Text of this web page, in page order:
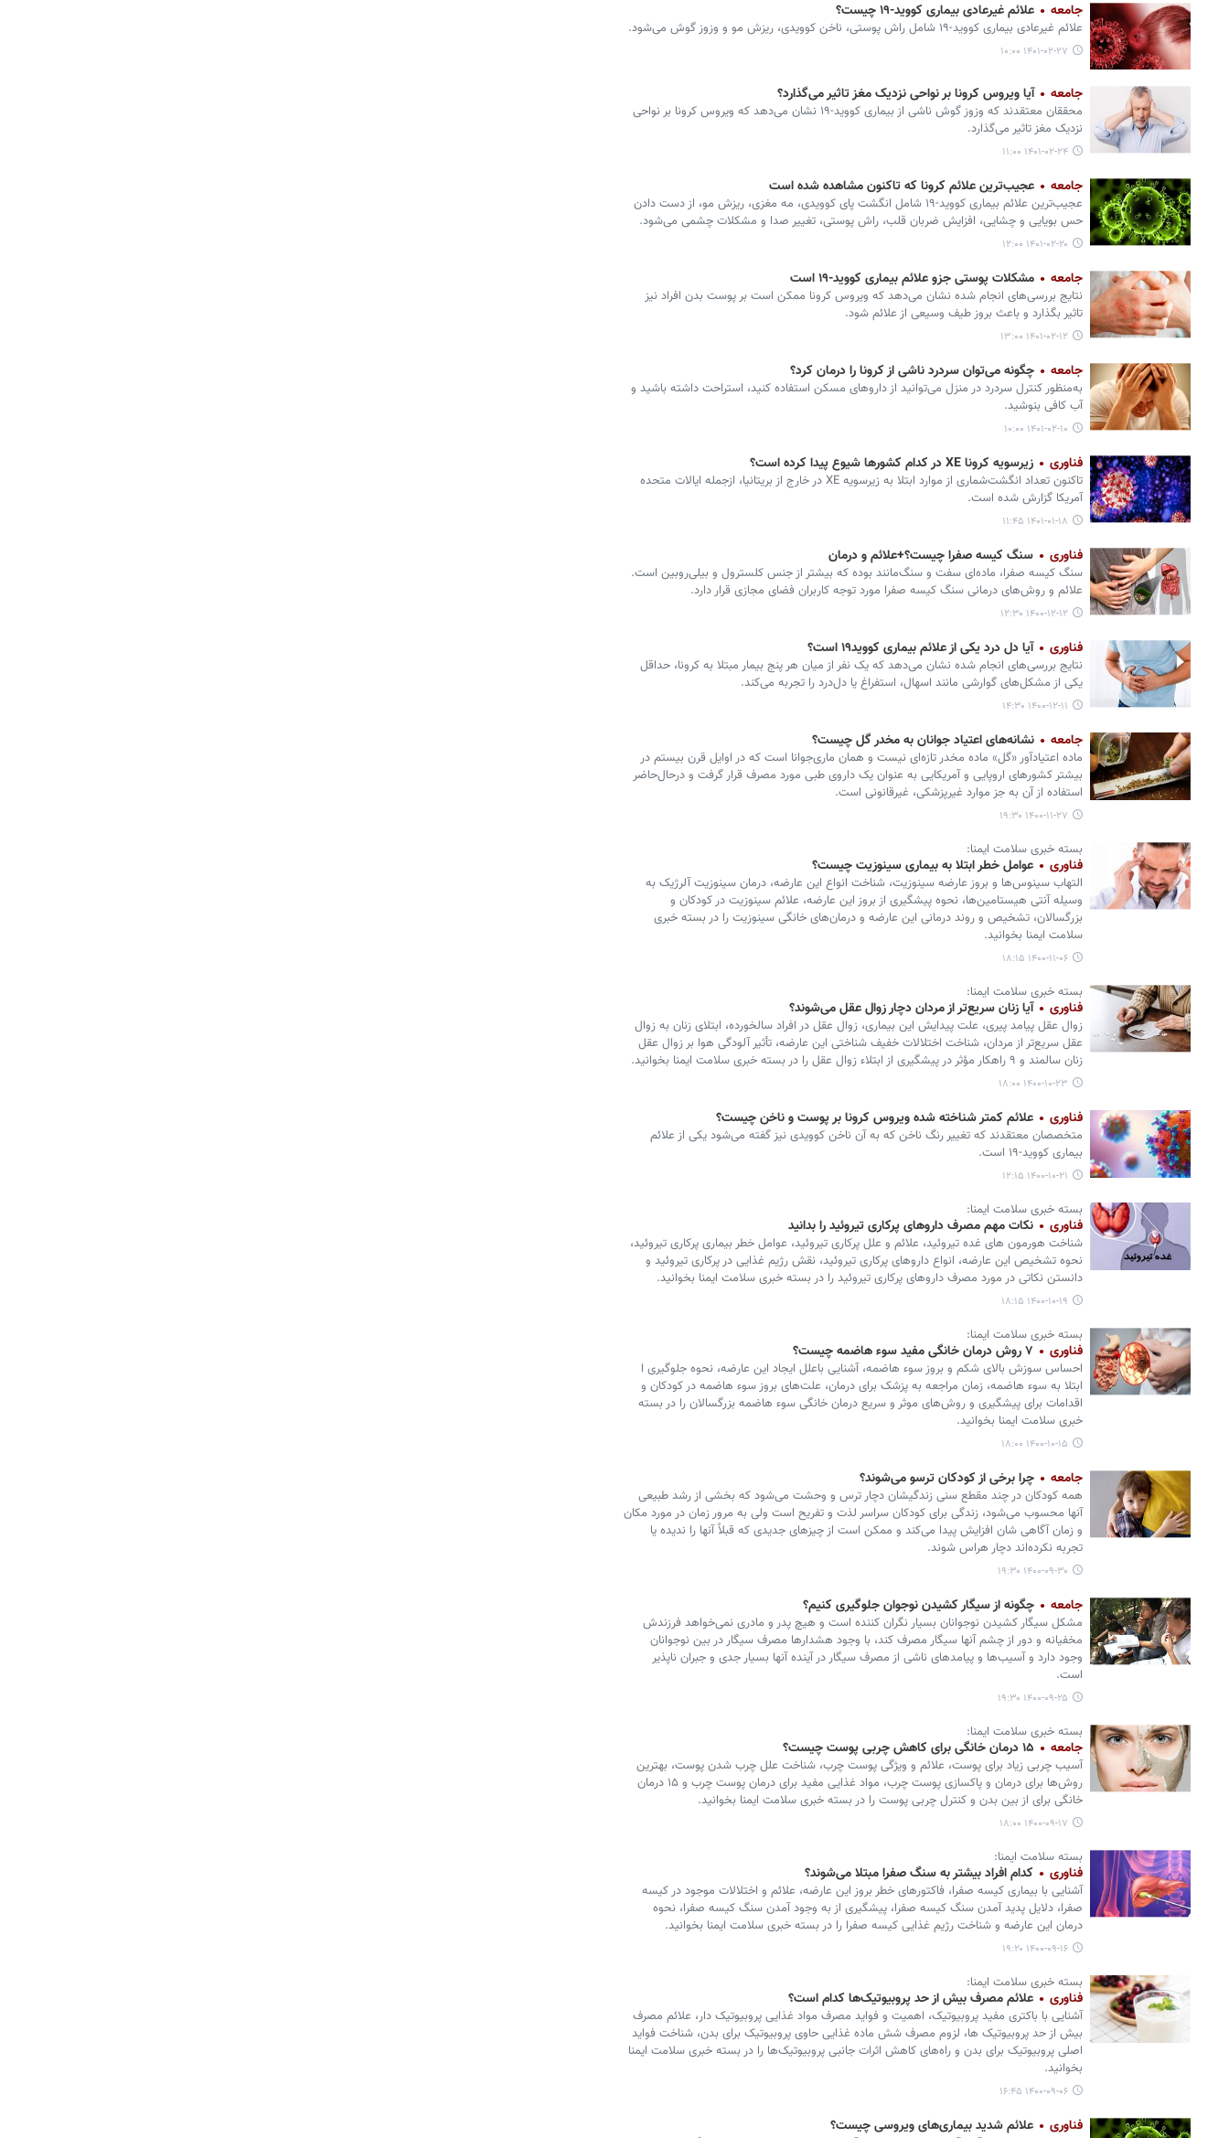
جامعه علائم غیرعادی بیماری کووید-۱۹ چیست؟
علائم غیرعادی بیماری کووید-۱۹ شامل راش پوستی، ناخن کوویدی، ریزش مو و وزوز گوش می‌شود.
۱۴۰۱-۰۲-۲۷ ۱۰:۰۰
جامعه آیا ویروس کرونا بر نواحی نزدیک مغز تاثیر می‌گذارد؟
محققان معتقدند که وزوز گوش ناشی از بیماری کووید-۱۹ نشان می‌دهد که ویروس کرونا بر نواحی
نزدیک مغز تاثیر می‌گذارد.
۱۴۰۱-۰۲-۲۴ ۱۱:۰۰
جامعه عجیب‌ترین علائم کرونا که تاکنون مشاهده شده است
عجیب‌ترین علائم بیماری کووید-۱۹ شامل انگشت پای کوویدی، مه مغزی، ریزش مو، از دست دادن
حس بویایی و چشایی، افزایش ضربان قلب، راش پوستی، تغییر صدا و مشکلات چشمی می‌شود.
۱۴۰۱-۰۲-۲۰ ۱۲:۰۰
جامعه مشکلات پوستی جزو علائم بیماری کووید-۱۹ است
نتایج بررسی‌های انجام شده نشان می‌دهد که ویروس کرونا ممکن است بر پوست بدن افراد نیز
تاثیر بگذارد و باعث بروز طیف وسیعی از علائم شود.
۱۴۰۱-۰۲-۱۲ ۱۳:۰۰
جامعه چگونه می‌توان سردرد ناشی از کرونا را درمان کرد؟
به‌منظور کنترل سردرد در منزل می‌توانید از داروهای مسکن استفاده کنید، استراحت داشته باشید و
آب کافی بنوشید.
۱۴۰۱-۰۲-۱۰ ۱۰:۰۰
فناوری زیرسویه کرونا XE در کدام کشورها شیوع پیدا کرده است؟
تاکنون تعداد انگشت‌شماری از موارد ابتلا به زیرسویه XE در خارج از بریتانیا، ازجمله ایالات متحده
آمریکا گزارش شده است.
۱۴۰۱-۰۱-۱۸ ۱۱:۴۵
فناوری سنگ کیسه صفرا چیست؟+علائم و درمان
سنگ کیسه صفرا، ماده‌ای سفت و سنگ‌مانند بوده که بیشتر از جنس کلسترول و بیلی‌روبین است.
علائم و روش‌های درمانی سنگ کیسه صفرا مورد توجه کاربران فضای مجازی قرار دارد.
۱۴۰۰-۱۲-۱۲ ۱۲:۳۰
فناوری آیا دل‌ درد یکی از علائم بیماری کووید۱۹ است؟
نتایج بررسی‌های انجام شده نشان می‌دهد که یک نفر از میان هر پنج بیمار مبتلا به کرونا، حداقل
یکی از مشکل‌های گوارشی مانند اسهال، استفراغ یا دل‌درد را تجربه می‌کند.
۱۴۰۰-۱۲-۱۱ ۱۴:۳۰
جامعه نشانه‌های اعتیاد جوانان به مخدر گل چیست؟
ماده اعتیادآور «گل» ماده مخدر تازه‌ای نیست و همان ماری‌جوانا است که در اوایل قرن بیستم در
بیشتر کشورهای اروپایی و آمریکایی به عنوان یک داروی طبی مورد مصرف قرار گرفت و درحال‌حاضر
استفاده از آن به جز موارد غیرپزشکی، غیرقانونی است.
۱۴۰۰-۱۱-۲۷ ۱۹:۳۰
بسته خبری سلامت ایمنا:
فناوری عوامل خطر ابتلا به بیماری سینوزیت چیست؟
التهاب سینوس‌ها و بروز عارضه سینوزیت، شناخت انواع این عارضه، درمان سینوزیت آلرژیک به
وسیله آنتی هیستامین‌ها، نحوه پیشگیری از بروز این عارضه، علائم سینوزیت در کودکان و
بزرگسالان، تشخیص و روند درمانی این عارضه و درمان‌های خانگی سینوزیت را در بسته خبری
سلامت ایمنا بخوانید.
۱۴۰۰-۱۱-۰۶ ۱۸:۱۵
بسته خبری سلامت ایمنا:
فناوری آیا زنان سریع‌تر از مردان دچار زوال عقل می‌شوند؟
زوال عقل پیامد پیری، علت پیدایش این بیماری، زوال عقل در افراد سالخورده، ابتلای زنان به زوال
عقل سریع‌تر از مردان، شناخت اختلالات خفیف شناختی این عارضه، تأثیر آلودگی هوا بر زوال عقل
زنان سالمند و ۹ راهکار مؤثر در پیشگیری از ابتلاء زوال عقل را در بسته خبری سلامت ایمنا بخوانید.
۱۴۰۰-۱۰-۲۳ ۱۸:۰۰
فناوری علائم کمتر شناخته شده ویروس کرونا بر پوست و ناخن چیست؟
متخصصان معتقدند که تغییر رنگ ناخن که به آن ناخن کوویدی نیز گفته می‌شود یکی از علائم
بیماری کووید-۱۹ است.
۱۴۰۰-۱۰-۲۱ ۱۲:۱۵
بسته خبری سلامت ایمنا:
فناوری نکات مهم مصرف داروهای پرکاری تیروئید را بدانید
شناخت هورمون های غده تیروئید، علائم و علل پرکاری تیروئید، عوامل خطر بیماری پرکاری تیروئید،
نحوه تشخیص این عارضه، انواع داروهای پرکاری تیروئید، نقش رژیم غذایی در پرکاری تیروئید و
دانستن نکاتی در مورد مصرف داروهای پرکاری تیروئید را در بسته خبری سلامت ایمنا بخوانید.
۱۴۰۰-۱۰-۱۹ ۱۸:۱۵
بسته خبری سلامت ایمنا:
فناوری ۷ روش درمان خانگی مفید سوء هاضمه چیست؟
احساس سوزش بالای شکم و بروز سوء هاضمه، آشنایی باعلل ایجاد این عارضه، نحوه جلوگیری ا
ابتلا به سوء هاضمه، زمان مراجعه به پزشک برای درمان، علت‌های بروز سوء هاضمه در کودکان و
اقدامات برای پیشگیری و روش‌های موثر و سریع درمان خانگی سوء هاضمه بزرگسالان را در بسته
خبری سلامت ایمنا بخوانید.
۱۴۰۰-۱۰-۱۵ ۱۸:۰۰
جامعه چرا برخی از کودکان ترسو می‌شوند؟
همه کودکان در چند مقطع سنی زندگیشان دچار ترس و وحشت می‌شود که بخشی از رشد طبیعی
آنها محسوب می‌شود، زندگی برای کودکان سراسر لذت و تفریح است ولی به مرور زمان در مورد مکان
و زمان آگاهی شان افزایش پیدا می‌کند و ممکن است از چیزهای جدیدی که قبلاً آنها را ندیده یا
تجربه نکرده‌اند دچار هراس شوند.
۱۴۰۰-۰۹-۳۰ ۱۹:۳۰
جامعه چگونه از سیگار کشیدن نوجوان جلوگیری کنیم؟
مشکل سیگار کشیدن نوجوانان بسیار نگران کننده است و هیچ پدر و مادری نمی‌خواهد فرزندش
مخفیانه و دور از چشم آنها سیگار مصرف کند، با وجود هشدارها مصرف سیگار در بین نوجوانان
وجود دارد و آسیب‌ها و پیامدهای ناشی از مصرف سیگار در آینده آنها بسیار جدی و جبران ناپذیر
است.
۱۴۰۰-۰۹-۲۵ ۱۹:۳۰
بسته خبری سلامت ایمنا:
جامعه ۱۵ درمان خانگی برای کاهش چربی پوست چیست؟
آسیب چربی زیاد برای پوست، علائم و ویژگی پوست چرب، شناخت علل چرب شدن پوست، بهترین
روش‌ها برای درمان و پاکسازی پوست چرب، مواد غذایی مفید برای درمان پوست چرب و ۱۵ درمان
خانگی برای از بین بدن و کنترل چربی پوست را در بسته خبری سلامت ایمنا بخوانید.
۱۴۰۰-۰۹-۱۷ ۱۸:۰۰
بسته سلامت ایمنا:
فناوری کدام افراد بیشتر به سنگ صفرا مبتلا می‌شوند؟
آشنایی با بیماری کیسه صفرا، فاکتورهای خطر بروز این عارضه، علائم و اختلالات موجود در کیسه
صفرا، دلایل پدید آمدن سنگ کیسه صفرا، پیشگیری از به وجود آمدن سنگ کیسه صفرا، نحوه
درمان این عارضه و شناخت رژیم غذایی کیسه صفرا را در بسته خبری سلامت ایمنا بخوانید.
۱۴۰۰-۰۹-۱۶ ۱۹:۲۰
بسته خبری سلامت ایمنا:
فناوری علائم مصرف بیش از حد پروبیوتیک‌ها کدام است؟
آشنایی با باکتری مفید پروبیوتیک، اهمیت و فواید مصرف مواد غذایی پروبیوتیک دار، علائم مصرف
بیش از حد پروبیوتیک ها، لزوم مصرف شش ماده غذایی حاوی پروبیوتیک برای بدن، شناخت فواید
اصلی پروبیوتیک برای بدن و راه‌های کاهش اثرات جانبی پروبیوتیک‌ها را در بسته خبری سلامت ایمنا
بخوانید.
۱۴۰۰-۰۹-۰۶ ۱۶:۴۵
فناوری علائم شدید بیماری‌های ویروسی چیست؟